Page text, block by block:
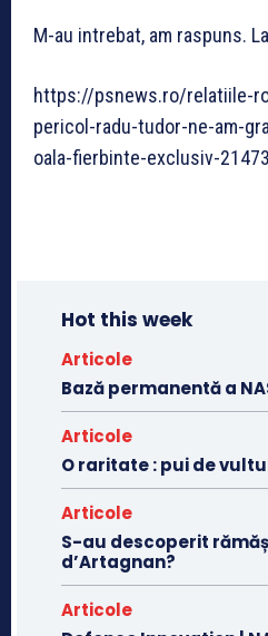
M-au intrebat, am raspuns.
https://psnews.ro/relatiile-
pericol-radu-tudor-ne-am-
oala-fierbinte-exclusiv-
Hot this week
Articole
Bază permanentă a
Articole
O raritate : pui de
Articole
S-au descoperit
d’Artagnan?
Articole